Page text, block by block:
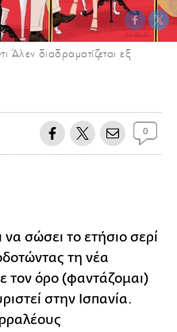
Άλεν διαδραματίζεται εξ
0
σώσει το ετήσιο σερί
τη νέα
τον όρο (φαντάζομαι)
στην Ισπανία.